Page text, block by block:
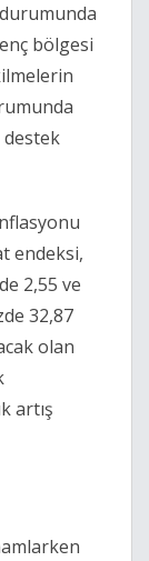
bölgesi
destek
endeksi,
2,55 ve
32,87
olan
artış